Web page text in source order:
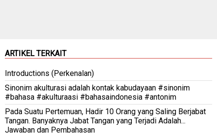
ARTIKEL TERKAIT
Introductions (Perkenalan)
Sinonim akulturasi adalah kontak kabudayaan #sinonim
#bahasa #akulturaasi #bahasaindonesia #antonim
Pada Suatu Pertemuan, Hadir 10 Orang yang Saling Berjabat
Tangan. Banyaknya Jabat Tangan yang Terjadi Adalah...
Jawaban dan Pembahasan